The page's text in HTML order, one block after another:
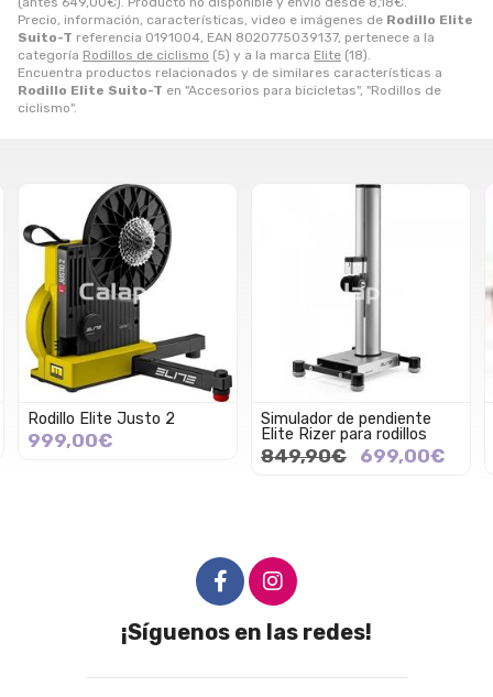
Precio, información, características, video e imágenes de Rodillo Elite
Suito-T referencia 0191004, EAN 8020775039137, pertenece a la
categoría Rodillos de ciclismo (5) y a la marca Elite (18).
Encuentra productos relacionados y de similares características a
Rodillo Elite Suito-T en "Accesorios para bicicletas", "Rodillos de
ciclismo".
Rodillo Elite Justo 2
999,00€
Simulador de pendiente
Elite Rizer para rodillos
849,90€ 699,00€
¡Síguenos en las redes!